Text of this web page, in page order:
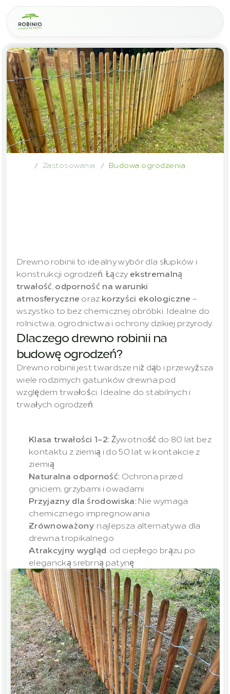
/ Zastosowania / Budowa ogrodzenia
Drewno robinii to idealny wybór dla słupków i
konstrukcji ogrodzeń. Łączy ekstremalną
trwałość odporność na warunki
atmosferyczne oraz korzyści ekologiczne –
wszystko to bez chemicznej obróbki. Idealne do
rolnictwa, ogrodnictwa i ochrony dzikiej przyrody.
Dlaczego drewno robinii na
budowę ogrodzeń?
Drewno robinii jest twardsze niż dąb i przewyższa
wiele rodzimych gatunków drewna pod
względem trwałości. Idealne do stabilnych i
trwałych ogrodzeń.
Klasa trwałości 1–2: Żywotność do 80 lat bez
kontaktu z ziemią i do 50 lat w kontakcie z
ziemią
Naturalna odporność: Ochrona przed
gniciem, grzybami i owadami
Przyjazny dla środowiska: Nie wymaga
chemicznego impregnowania
Zrównoważony: najlepsza alternatywa dla
drewna tropikalnego
Atrakcyjny wygląd: od ciepłego brązu po
elegancką srebrną patynę